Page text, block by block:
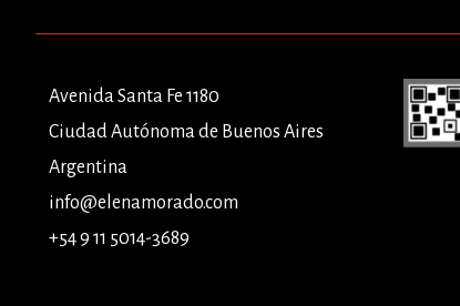
Avenida Santa Fe 1180
Ciudad Autónoma de Buenos Aires
Argentina
info@elenamorado.com
+54 9 11 5014-3689